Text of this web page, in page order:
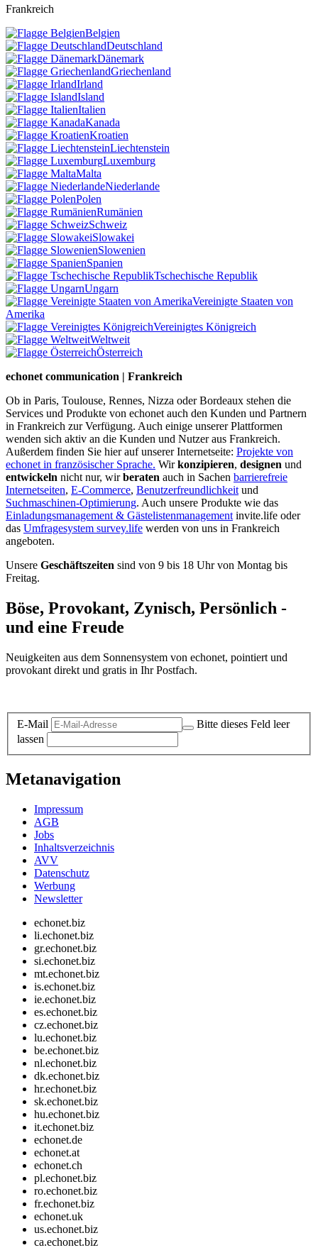
Frankreich
Belgien
Deutschland
Dänemark
Griechenland
Irland
Island
Italien
Kanada
Kroatien
Liechtenstein
Luxemburg
Malta
Niederlande
Polen
Rumänien
Schweiz
Slowakei
Slowenien
Spanien
Tschechische Republik
Ungarn
Vereinigte Staaten von
Amerika
Vereinigtes Königreich
Weltweit
Österreich
echonet communication | Frankreich
Ob in Paris, Toulouse, Rennes, Nizza oder Bordeaux stehen die
Services und Produkte von echonet auch den Kunden und Partnern
in Frankreich zur Verfügung. Auch einige unserer Plattformen
wenden sich aktiv an die Kunden und Nutzer aus Frankreich.
Außerdem finden Sie hier auf unserer Internetseite: Projekte von
echonet in französischer Sprache. Wirkonzipieren, designen und
entwickeln nicht nur, wirberaten auch in Sachen barrierefreie
Internetseiten, E-Commerce, Benutzerfreundlichkeit und
Suchmaschinen-Optimierung. Auch unsere Produkte wie das
Einladungsmanagement & Gästelistenmanagement invite.life oder
das Umfragesystem survey.life werden von uns in Frankreich
angeboten.
Unsere Geschäftszeiten sind von 9 bis 18 Uhr von Montag bis
Freitag.
Böse, Provokant, Zynisch, Persönlich -
und eine Freude
Neuigkeiten aus dem Sonnensystem von echonet, pointiert und
provokant direkt und gratis in Ihr Postfach.
E-Mail
Bitte dieses Feld leer
lassen
Metanavigation
Impressum
AGB
Jobs
Inhaltsverzeichnis
AVV
Datenschutz
Werbung
Newsletter
echonet.biz
li.echonet.biz
gr.echonet.biz
si.echonet.biz
mt.echonet.biz
is.echonet.biz
ie.echonet.biz
es.echonet.biz
cz.echonet.biz
lu.echonet.biz
be.echonet.biz
nl.echonet.biz
dk.echonet.biz
hr.echonet.biz
sk.echonet.biz
hu.echonet.biz
it.echonet.biz
echonet.de
echonet.at
echonet.ch
pl.echonet.biz
ro.echonet.biz
fr.echonet.biz
echonet.uk
us.echonet.biz
ca.echonet.biz